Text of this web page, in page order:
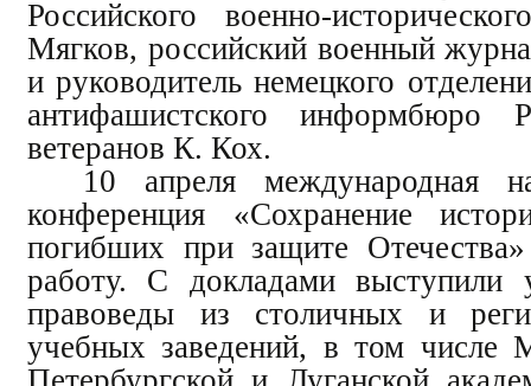
Российского военно-
Мягков, российский военный
и руководитель немецкого
антифашистского информбюро
ветеранов К. Кох.
10 апреля международная
конференция «Сохранение
погибших при защите
работу. С докладами выступили
правоведы из столичных и
учебных заведений, в том числе